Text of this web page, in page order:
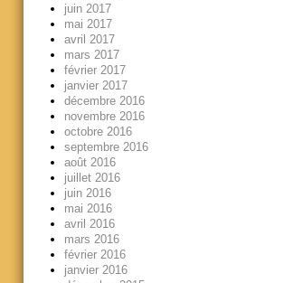
juin 2017
mai 2017
avril 2017
mars 2017
février 2017
janvier 2017
décembre 2016
novembre 2016
octobre 2016
septembre 2016
août 2016
juillet 2016
juin 2016
mai 2016
avril 2016
mars 2016
février 2016
janvier 2016